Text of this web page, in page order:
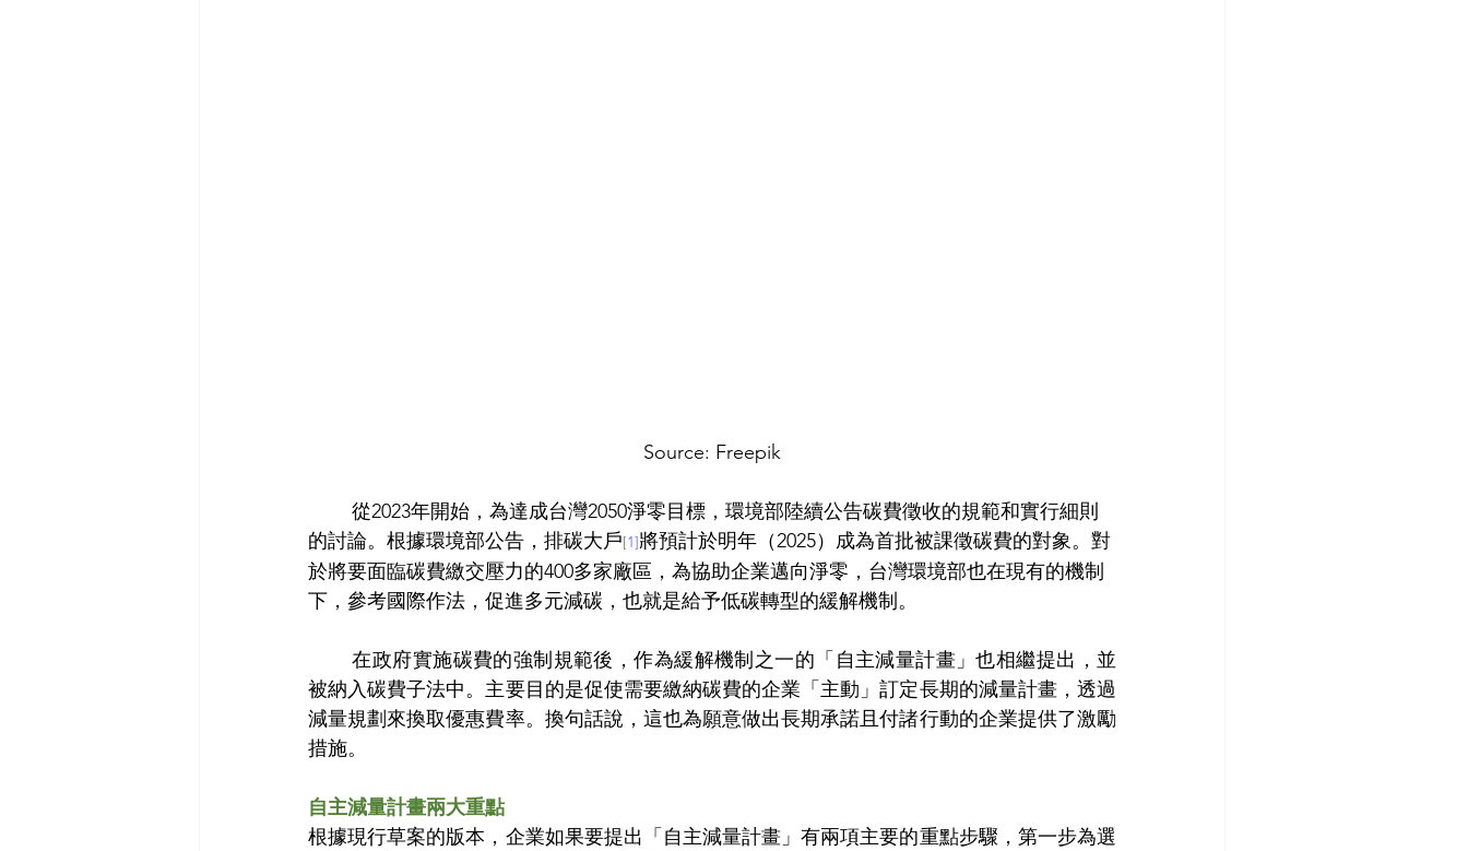
Source: Freepik
的討論。根據環境部公告，排碳大戶[1]將預計於明年（2025）成為首批被課徵碳費的對象。對
於將要面臨碳費繳交壓力的400多家廠區，為協助企業邁向淨零，台灣環境部也在現有的機制
下，參考國際作法，促進多元減碳，也就是給予低碳轉型的緩解機制。
	在政府實施碳費的強制規範後，作為緩解機制之一的「自主減量計畫」也相繼提出，並
被納入碳費子法中。主要目的是促使需要繳納碳費的企業「主動」訂定長期的減量計畫，透過
減量規劃來換取優惠費率。換句話說，這也為願意做出長期承諾且付諸行動的企業提供了激勵
措施。
自主減量計畫兩大重點
根據現行草案的版本，企業如果要提出「自主減量計畫」有兩項主要的重點步驟，第一步為選